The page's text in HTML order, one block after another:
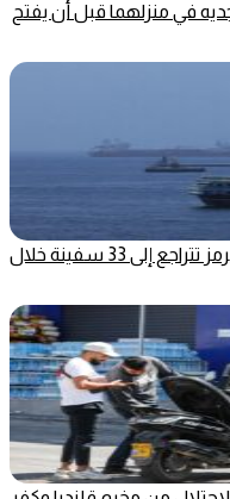
في منزلهما قبل أن يفتح
بيانات: حركة الملاحة في مضيق هرمز تتراجع إلى 33 سفينة خلال